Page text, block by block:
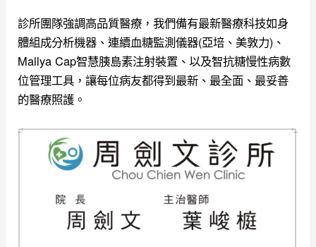
診所團隊強調高品質醫療，我們備有最新醫療科技如身
體組成分析機器、連續血糖監測儀器(亞培、美敦力)、
Mallya Cap智慧胰島素注射裝置、以及智抗糖慢性病數
位管理工具，讓每位病友都得到最新、最全面、最妥善
的醫療照護。